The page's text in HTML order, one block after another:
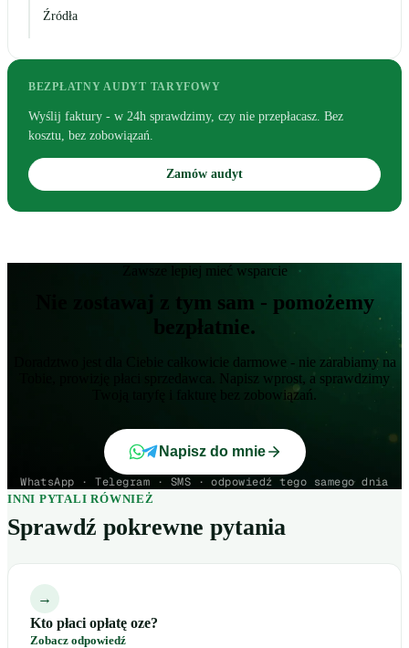
Źródła
BEZPŁATNY AUDYT TARYFOWY
Wyślij faktury - w 24h sprawdzimy, czy nie przepłacasz. Bez
kosztu, bez zobowiązań.
Zamów audyt
Zawsze lepiej mieć wsparcie
Nie zostawaj z tym sam - pomożemy
bezpłatnie.
Doradztwo jest dla Ciebie całkowicie darmowe - nie zarabiamy na
Tobie, prowizję płaci sprzedawca. Napisz wprost, a sprawdzimy
Twoją taryfę i fakturę bez zobowiązań.
Napisz do mnie
WhatsApp · Telegram · SMS · odpowiedź tego samego dnia
INNI PYTALI RÓWNIEŻ
Sprawdź pokrewne pytania
→
Kto płaci opłatę oze?
Zobacz odpowiedź